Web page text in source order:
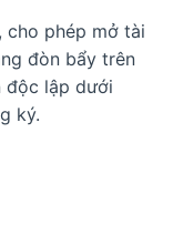
cho phép mở tài
đòn bẩy trên
độc lập dưới
ký.